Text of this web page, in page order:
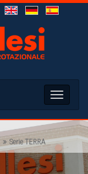
Toggle
Serie TERRA